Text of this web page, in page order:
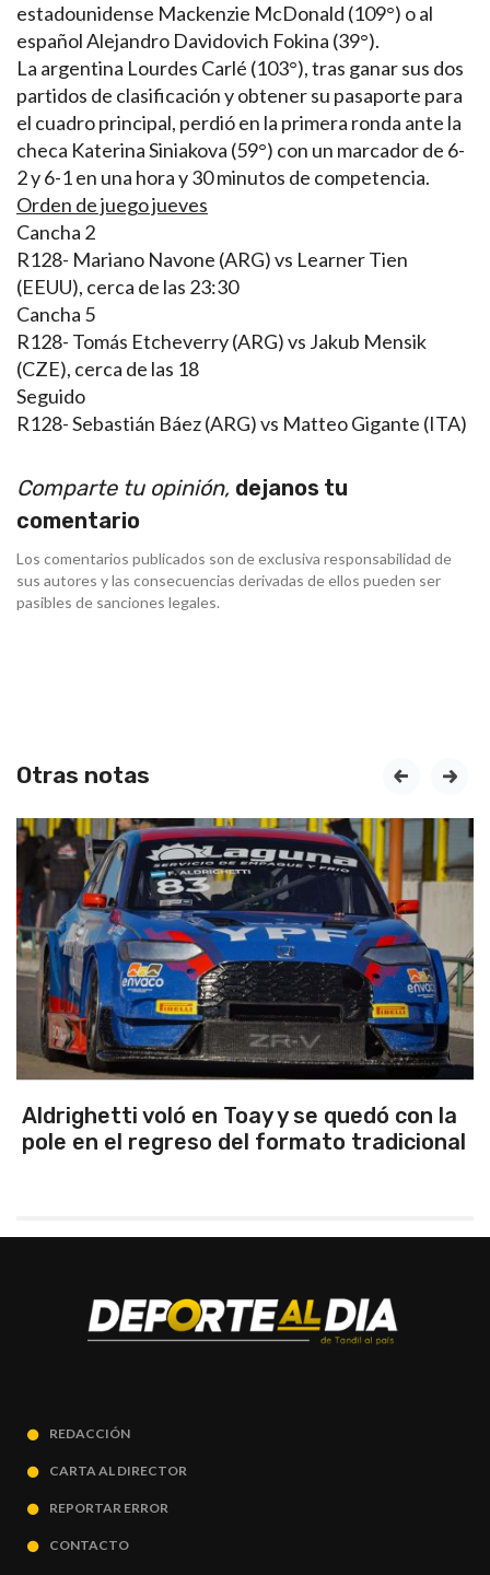
estadounidense Mackenzie McDonald (109°) o al
español Alejandro Davidovich Fokina (39°).
La argentina Lourdes Carlé (103°), tras ganar sus dos
partidos de clasificación y obtener su pasaporte para
el cuadro principal, perdió en la primera ronda ante la
checa Katerina Siniakova (59°) con un marcador de 6-
2 y 6-1 en una hora y 30 minutos de competencia.
Orden de juego jueves
Cancha 2
R128- Mariano Navone (ARG) vs Learner Tien
(EEUU), cerca de las 23:30
Cancha 5
R128- Tomás Etcheverry (ARG) vs Jakub Mensik
(CZE), cerca de las 18
Seguido
R128- Sebastián Báez (ARG) vs Matteo Gigante (ITA)
Comparte tu opinión, dejanos tu
comentario
Los comentarios publicados son de exclusiva responsabilidad de
sus autores y las consecuencias derivadas de ellos pueden ser
pasibles de sanciones legales.
Otras notas
voló en Toay y se quedó con la
en el regreso del formato tradicional
prev next
REDACCIÓN
CARTA AL DIRECTOR
REPORTAR ERROR
CONTACTO